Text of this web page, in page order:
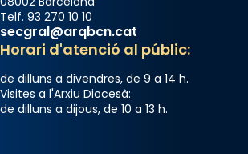
diablesses amb música i ball
gran a Mataró.
Santes a Mataró»🥵.
Photo
Telf. 93 270 10 10
secgral@arqbcn.cat
Horari d'atenció al públic:
de dilluns a divendres, de 9 a 14 h.
Visites a l'Arxiu Diocesà:
de dilluns a dijous, de 10 a 13 h.